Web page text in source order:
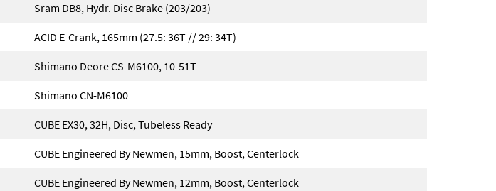
Sram DB8, Hydr. Disc Brake (203/203)
ACID E-Crank, 165mm (27.5: 36T // 29: 34T)
Shimano Deore CS-M6100, 10-51T
Shimano CN-M6100
CUBE EX30, 32H, Disc, Tubeless Ready
CUBE Engineered By Newmen, 15mm, Boost, Centerlock
CUBE Engineered By Newmen, 12mm, Boost, Centerlock